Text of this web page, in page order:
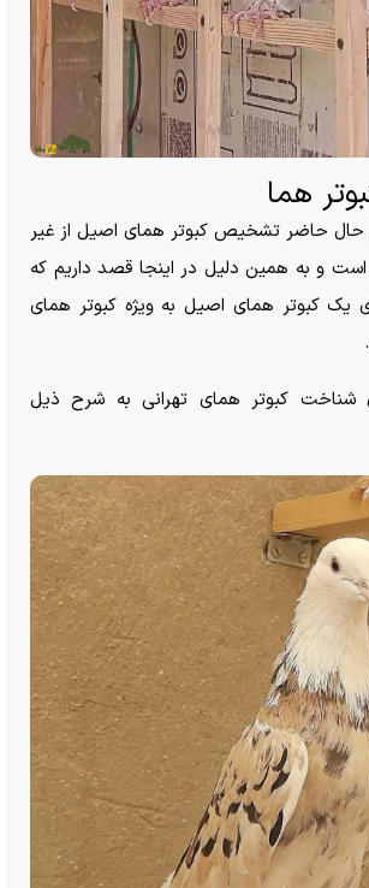
هما
حال حاضر تشخیص کبوتر همای اصیل از غیر
و به همین دلیل در اینجا قصد داریم که
یک کبوتر همای اصیل به ویژه کبوتر همای
شناخت کبوتر همای تهرانی به شرح ذیل